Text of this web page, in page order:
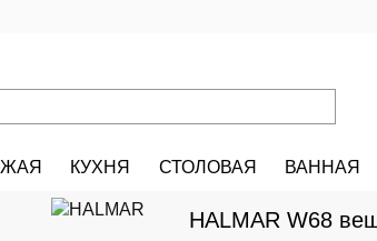
КУХНЯ СТОЛОВАЯ ВАННАЯ
HALMAR W68